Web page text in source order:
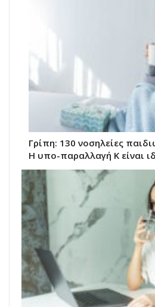
Γρίπη: 130 νοσηλείες
Η υπο-παραλλαγή Κ είναι